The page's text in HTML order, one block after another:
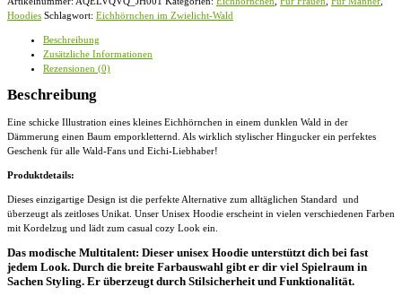
Zwielicht-
Wald
Kapuzenpullover
Menge
Hoodies Schlagwort: Eichhörnchen im Zwielicht-Wald
Beschreibung
Zusätzliche Informationen
Rezensionen (0)
Beschreibung
Eine schicke Illustration eines kleines Eichhörnchen in einem dunklen Wald in der
Dämmerung einen Baum emporkletternd. Als wirklich stylischer Hingucker ein perfektes
Geschenk für alle Wald-Fans und Eichi-Liebhaber!
Produktdetails:
Dieses einzigartige Design ist die perfekte Alternative zum alltäglichen Standard und
überzeugt als zeitloses Unikat. Unser Unisex Hoodie erscheint in vielen verschiedenen Farben
mit Kordelzug und lädt zum casual cozy Look ein.
Das modische Multitalent: Dieser unisex Hoodie unterstützt dich bei fast
jedem Look. Durch die breite Farbauswahl gibt er dir viel Spielraum in
Sachen Styling. Er überzeugt durch Stilsicherheit und Funktionalität.